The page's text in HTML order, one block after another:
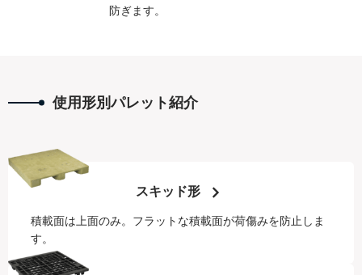
防ぎます。
使用形別パレット紹介
スキッド形
積載面は上面のみ。フラットな積載面が荷傷みを防止しま
す。